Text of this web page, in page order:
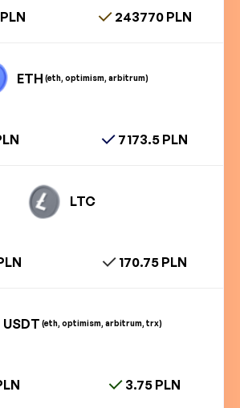
243770 PLN
ETH (eth, optimism, arbitrum)
7173.5 PLN
LTC
170.75 PLN
USDT (eth, optimism, arbitrum, trx)
3.75 PLN